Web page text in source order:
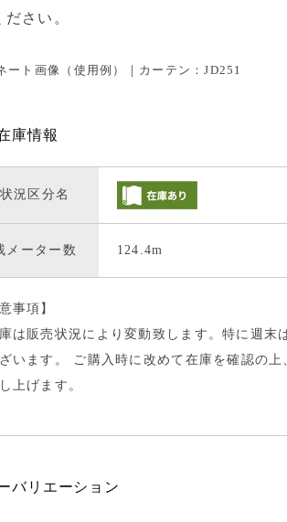
さい。
ート画像（使用例）｜カーテン：JD251
庫情報
況区分名
メーター数 124.4m
事項】
は販売状況により変動致します。特に週末
います。 ご購入時に改めて在庫を確認の
上げます。
バリエーション